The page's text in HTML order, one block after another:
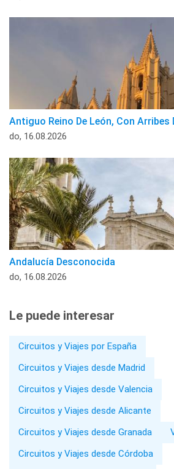
Antiguo Reino De León, Con Arribes
do, 16.08.2026
Andalucía Desconocida
do, 16.08.2026
Le puede interesar
Circuitos y Viajes por España
Circuitos y Viajes desde Madrid
Circuitos y Viajes desde Valencia
Circuitos y Viajes desde Alicante
Circuitos y Viajes desde Granada
Circuitos y Viajes desde Córdoba